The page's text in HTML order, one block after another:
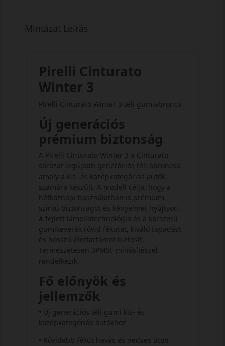
Mintázat Leírás
Pirelli Cinturato
Winter 3
Pirelli Cinturato Winter 3 téli gumiabroncs
Új generációs
prémium biztonság
A Pirelli Cinturato Winter 3 a Cinturato
sorozat legújabb generációs téli abroncsa,
amely a kis- és középkategóriás autók
számára készült. A modell célja, hogy a
hétköznapi használatban is prémium
szintű biztonságot és kényelmet nyújtson.
A fejlett lamellatechnológia és a korszerű
gumikeverék rövid fékutat, kiváló tapadást
és hosszú élettartamot biztosít.
Természetesen 3PMSF minősítéssel
rendelkezik.
Fő előnyök és
jellemzők
• Új generációs téli gumi kis- és
középkategóriás autókhoz
• Rövidebb fékút havas és nedves úton